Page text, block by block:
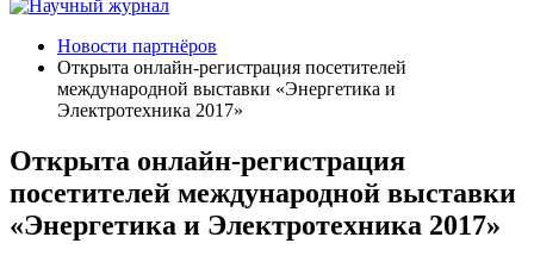
Новости партнёров
Открыта онлайн-регистрация посетителей
международной выставки «Энергетика и
Электротехника 2017»
Открыта онлайн-регистрация
посетителей международной выставки
«Энергетика и Электротехника 2017»